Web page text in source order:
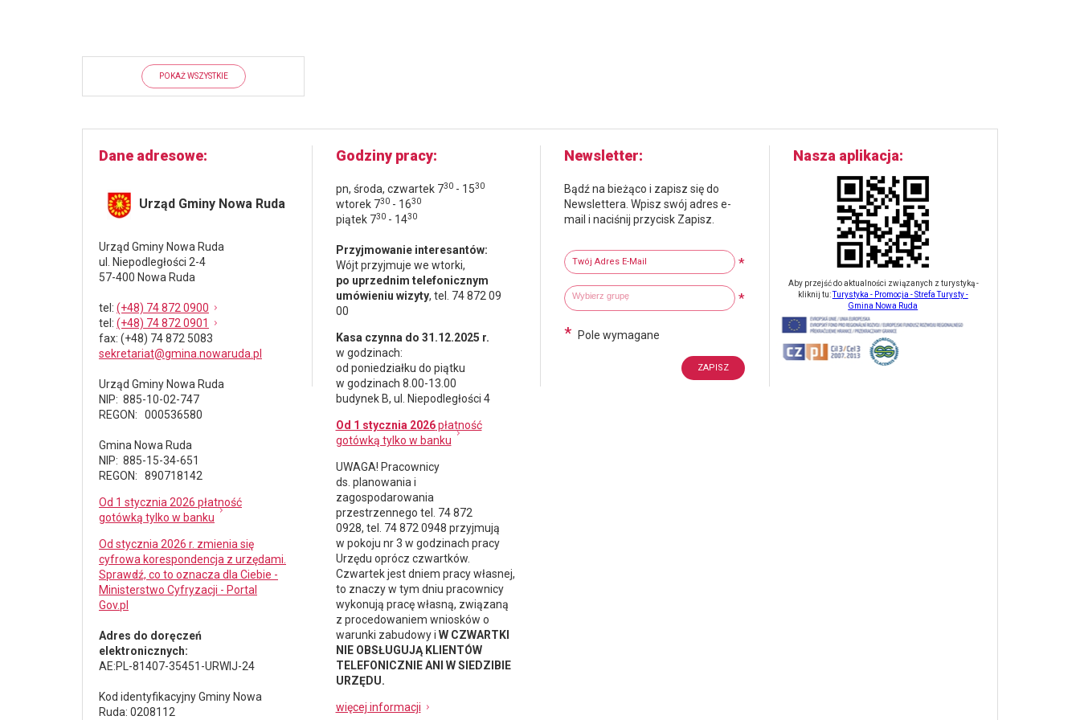
POKAŻ WSZYSTKIE
Dane adresowe
Urząd Gminy Nowa Ruda
Urząd Gminy Nowa Ruda
ul. Niepodległości 2-4
57-400 Nowa Ruda
tel : (+48) 74 872 0900
tel : (+48) 74 872 0901
fax: (+48) 74 872 5083
sekretariat@gmina.nowaruda.pl
Urząd Gminy Nowa Ruda
NIP: 885-10-02-747
REGON: 000536580
Gmina Nowa Ruda
NIP: 885-15-34-651
REGON: 890718142
Od 1 stycznia 2026 płatność
gotówką tylko w banku
Od stycznia 2026 r. zmienia się
cyfrowa korespondencja z urzędami.
Sprawdź, co to oznacza dla Ciebie -
Ministerstwo Cyfryzacji - Portal
Gov.pl
Adres do doręczeń
elektronicznych:
AE:PL-81407-35451-URWIJ-24
Kod identyfikacyjny Gminy Nowa
Ruda: 0208112
Godziny pracy
pn, środa, czwartek 730- 1530
wtorek 730- 1630
piątek 730- 1430
Przyjmowanie interesantów:
Wójt przyjmuje we wtorki,
po uprzednim telefonicznym
umówieniu wizyty, tel. 74 872 09
00
Kasa czynna do 31.12.2025 r.
w godzinach:
od poniedziałku do piątku
w godzinach 8.00-13.00
budynek B, ul. Niepodległości 4
Od 1 stycznia 2026płatność
gotówką tylko w banku
UWAGA! Pracownicy
ds. planowania i
zagospodarowania
przestrzennego tel. 74 872
0928, tel. 74 872 0948 przyjmują
w pokoju nr 3 w godzinach pracy
Urzędu oprócz czwartków.
Czwartek jest dniem pracy własnej,
to znaczy w tym dniu pracownicy
wykonują pracę własną, związaną
z procedowaniem wniosków o
warunki zabudowy i W CZWARTKI
NIE OBSŁUGUJĄ KLIENTÓW
TELEFONICZNIE ANI W SIEDZIBIE
URZĘDU.
więcej informacji
Newsletter
Bądź na bieżąco i zapisz się do
Newslettera. Wpisz swój adres e-
mail i naciśnij przycisk Zapisz.
Twój adres e-mail
*
Wybierz grupy tematyczne *
Wpisz wyszukiwaną fraze
* Pole wymagane
Nasza aplikacja
Aby przejść do aktualności związanych z turystyką -
kliknij tu:Turystyka - Promocja - Strefa Turysty -
Gmina Nowa Ruda